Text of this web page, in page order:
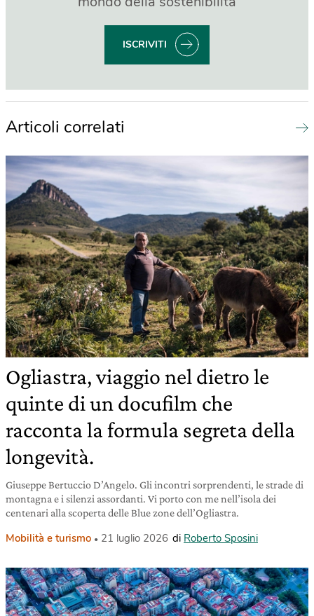
ISCRIVITI
Articoli correlati
Ogliastra, viaggio nel dietro le
quinte di un docufilm che
racconta la formula segreta della
longevità.
Giuseppe Bertuccio D’Angelo. Gli incontri sorprendenti, le strade di
montagna e i silenzi assordanti. Vi porto con me nell’isola dei
centenari alla scoperta delle Blue zone dell’Ogliastra.
Mobilità e turismo 21 luglio 2026 di Roberto Sposini